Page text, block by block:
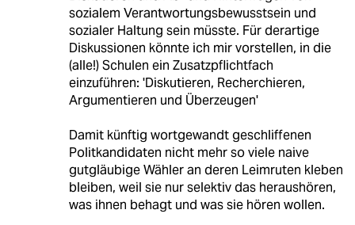
sozialem Verantwortungsbewusstsein und
sozialer Haltung sein müsste. Für derartige
Diskussionen könnte ich mir vorstellen, in die
(alle!) Schulen ein Zusatzpflichtfach
einzuführen: 'Diskutieren, Recherchieren,
Argumentieren und Überzeugen'
Damit künftig wortgewandt geschliffenen
Politkandidaten nicht mehr so viele naive
gutgläubige Wähler an deren Leimruten kleben
bleiben, weil sie nur selektiv das heraushören,
was ihnen behagt und was sie hören wollen.